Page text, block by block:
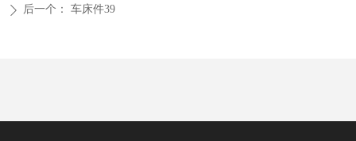
ꄲ 后一个： 车床件39